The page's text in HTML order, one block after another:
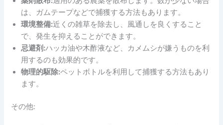
は、ガムテープなどで捕獲する方法もあります。
環境整備:近くの雑草を除去し、風通しを良くすること
で、発生を抑えることができます。
忌避剤:ハッカ油や木酢液など、カメムシが嫌うものを利
用するのも効果的です。
物理的駆除:ペットボトルを利用して捕獲する方法もあり
ます。
その他: